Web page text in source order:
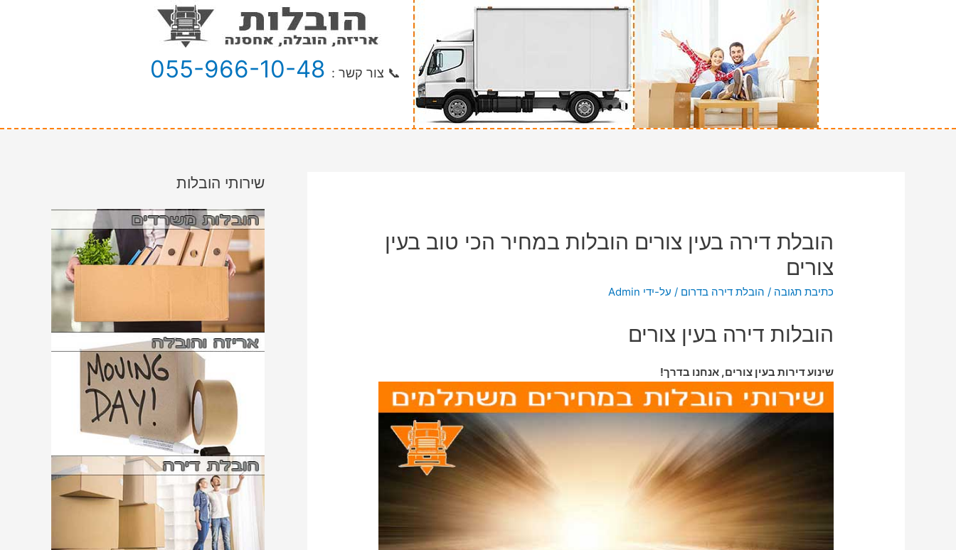
📞 צור קשר : 055-966-10-48
הובלת דירה בעין צורים הובלות במחיר הכי טוב בעין
צורים
כתיבת תגובה / הובלת דירה בדרום / על-ידי Admin
הובלות דירה בעין צורים
שינוע דירות בעין צורים, אנחנו בדרך!
שירותי הובלות